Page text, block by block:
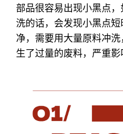
部品很容易出现小黑点
洗的话，会发现小黑点
净，需要用大量原料冲
生了过量的废料，严重影